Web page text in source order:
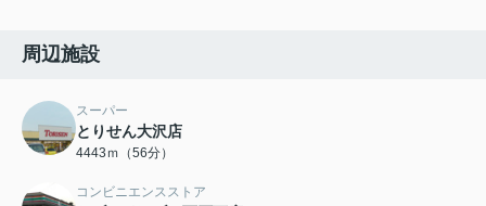
周辺施設
スーパー
とりせん大沢店
4443ｍ（56分）
コンビニエンスストア